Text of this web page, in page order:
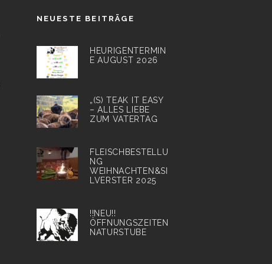
NEUESTE BEITRÄGE
HEURIGENTERMIN
E AUGUST 2026
„(S) TEAK IT EASY
– ALLES LIEBE
ZUM VATERTAG
FLEISCHBESTELLU
NG
WEIHNACHTEN&SI
LVERSTER 2025
!!NEU!!
ÖFFNUNGSZEITEN
NATURSTUBE